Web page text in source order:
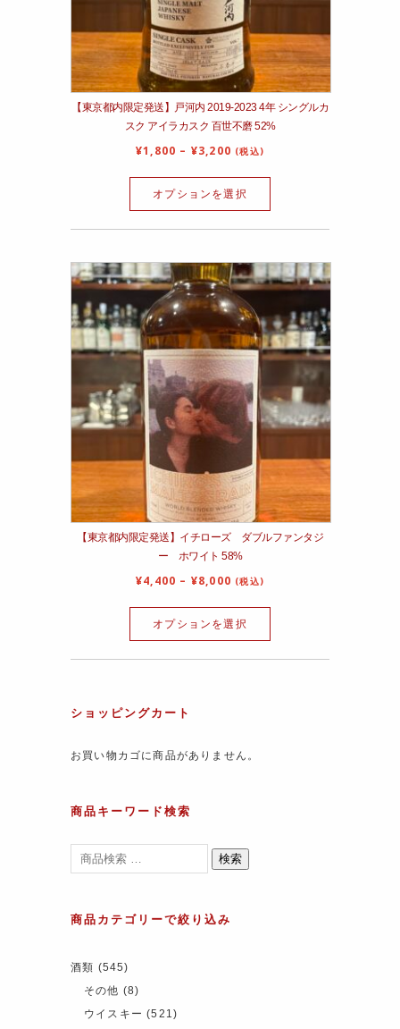
【東京都内限定発送】戸河内 2019-2023 4年 シングルカ
スク アイラカスク 百世不磨 52%
¥1,800 – ¥3,200 (税込)
オプションを選択
【東京都内限定発送】イチローズ ダブルファンタジ
ー ホワイト 58%
¥4,400 – ¥8,000 (税込)
オプションを選択
ショッピングカート
お買い物カゴに商品がありません。
商品キーワード検索
検索
商品カテゴリーで絞り込み
酒類 (545)
その他 (8)
ウイスキー (521)